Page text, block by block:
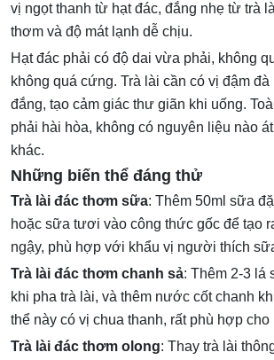
vị ngọt thanh từ hạt đác, đắng nhẹ từ trà
thơm và độ mát lạnh dễ chịu.
Hạt đác phải có độ dai vừa phải, không
không quá cứng. Trà lài cần có vị đậm
đắng, tạo cảm giác thư giãn khi uống.
phải hài hòa, không có nguyên liệu nào
khác.
Những biến thể đáng thử
Trà lài đác thơm sữa: Thêm 50ml sữa
hoặc sữa tươi vào công thức gốc để tạo
ngậy, phù hợp với khẩu vị người thích
Trà lài đác thơm chanh sả: Thêm 2-3 lá
khi pha trà lài, và thêm nước cốt chanh
thể này có vị chua thanh, rất phù hợp cho
Trà lài đác thơm olong: Thay trà lài